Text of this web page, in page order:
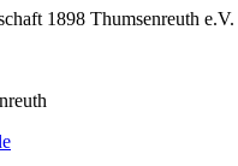
1898 Thumsenreuth e.V.